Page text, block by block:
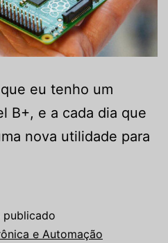
eu tenho um
B+, e a cada dia que
nova utilidade para
publicado
e Automação